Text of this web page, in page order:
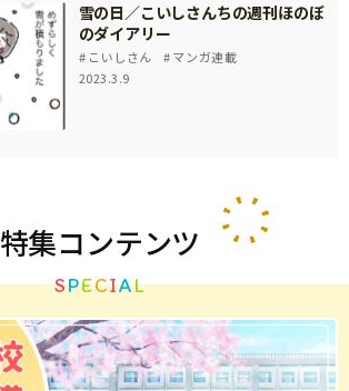
雪の日／こいしさんちの週刊ほのぼ
のダイアリー
こいしさん
マンガ連載
2023.3.9
特集コンテンツ
SPECIAL